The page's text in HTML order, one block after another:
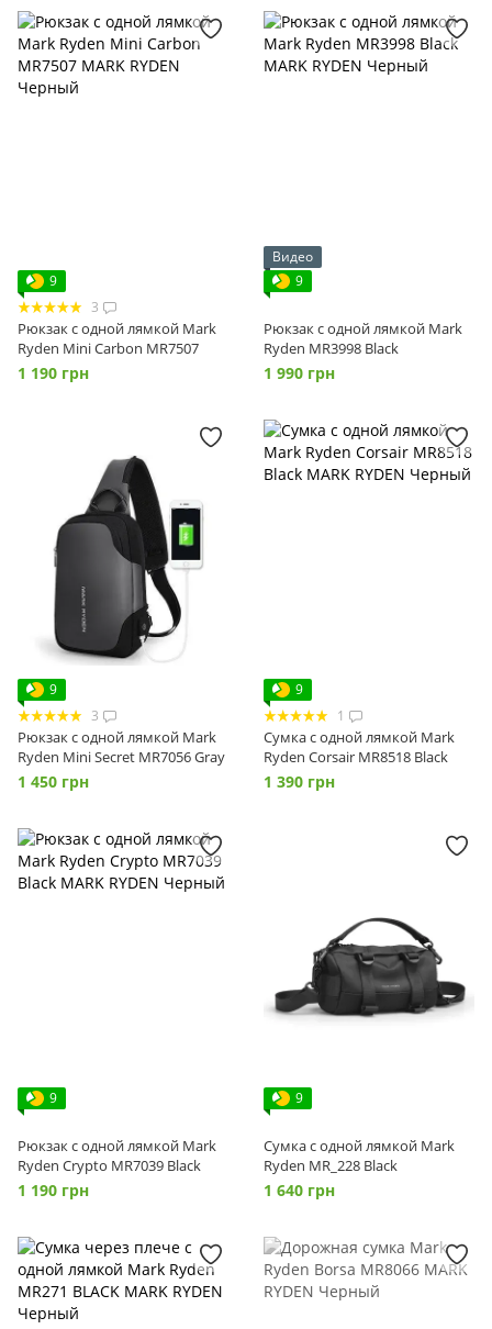
9
3
Рюкзак с одной лямкой Mark
Ryden Mini Carbon MR7507
1 190 грн
Видео
9
Рюкзак с одной лямкой Mark
Ryden MR3998 Black
1 990 грн
9
3
Рюкзак с одной лямкой Mark
Ryden Mini Secret MR7056 Gray
1 450 грн
9
1
Сумка с одной лямкой Mark
Ryden Corsair MR8518 Black
1 390 грн
9
Рюкзак с одной лямкой Mark
Ryden Crypto MR7039 Black
1 190 грн
9
Сумка с одной лямкой Mark
Ryden MR_228 Black
1 640 грн